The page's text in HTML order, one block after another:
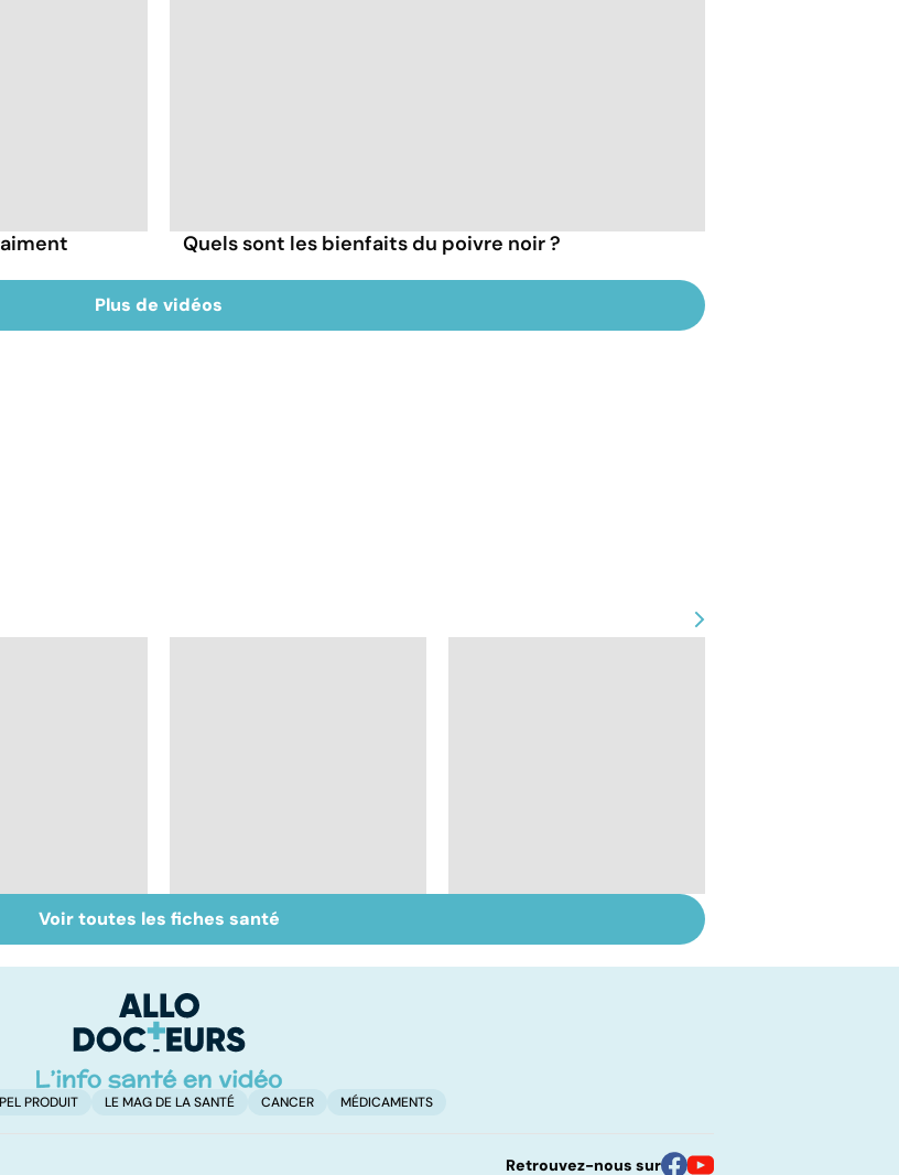
Quels sont les bienfaits du poivre noir ?
Plus de vidéos
sur le
la vessie
Mélanome : le plus
redouté des cancers
organes descendent
Voir toutes les fiches santé
PRODUIT LE MAG DE LA SANTÉ CANCER MÉDICAMENTS
Retrouvez-nous sur